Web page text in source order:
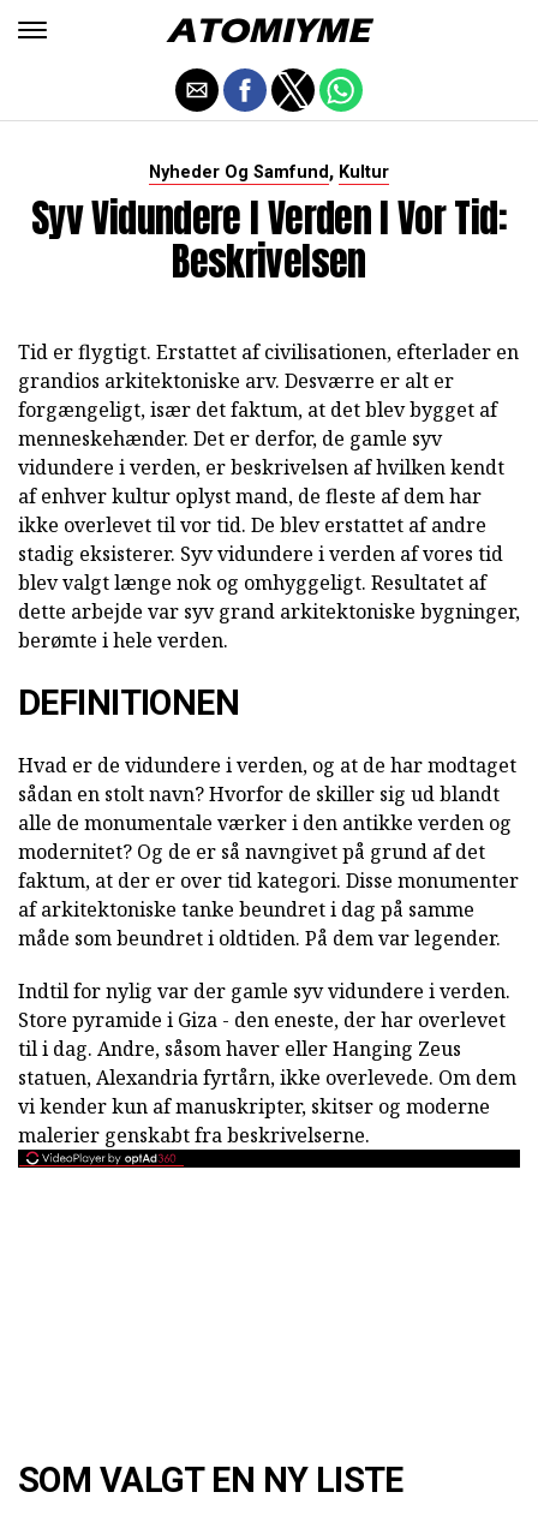
Nyheder Og Samfund, Kultur
Syv Vidundere I Verden I Vor Tid:
Beskrivelsen
Tid er flygtigt. Erstattet af civilisationen, efterlader en
grandios arkitektoniske arv. Desværre er alt er
forgængeligt, især det faktum, at det blev bygget af
menneskehænder. Det er derfor, de gamle syv
vidundere i verden, er beskrivelsen af hvilken kendt
af enhver kultur oplyst mand, de fleste af dem har
ikke overlevet til vor tid. De blev erstattet af andre
stadig eksisterer. Syv vidundere i verden af vores tid
blev valgt længe nok og omhyggeligt. Resultatet af
dette arbejde var syv grand arkitektoniske bygninger,
berømte i hele verden.
DEFINITIONEN
Hvad er de vidundere i verden, og at de har modtaget
sådan en stolt navn? Hvorfor de skiller sig ud blandt
alle de monumentale værker i den antikke verden og
modernitet? Og de er så navngivet på grund af det
faktum, at der er over tid kategori. Disse monumenter
af arkitektoniske tanke beundret i dag på samme
måde som beundret i oldtiden. På dem var legender.
Indtil for nylig var der gamle syv vidundere i verden.
Store pyramide i Giza - den eneste, der har overlevet
til i dag. Andre, såsom haver eller Hanging Zeus
statuen, Alexandria fyrtårn, ikke overlevede. Om dem
vi kender kun af manuskripter, skitser og moderne
malerier genskabt fra beskrivelserne.
SOM VALGT EN NY LISTE